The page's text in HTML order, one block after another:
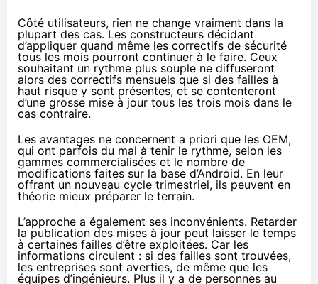
Côté utilisateurs, rien ne change vraiment dans la
plupart des cas. Les constructeurs décidant
d’appliquer quand même les correctifs de sécurité
tous les mois pourront continuer à le faire. Ceux
souhaitant un rythme plus souple ne diffuseront
alors des correctifs mensuels que si des failles à
haut risque y sont présentes, et se contenteront
d’une grosse mise à jour tous les trois mois dans le
cas contraire.
Les avantages ne concernent a priori que les OEM,
qui ont parfois du mal à tenir le rythme, selon les
gammes commercialisées et le nombre de
modifications faites sur la base d’Android. En leur
offrant un nouveau cycle trimestriel, ils peuvent en
théorie mieux préparer le terrain.
L’approche a également ses inconvénients. Retarder
la publication des mises à jour peut laisser le temps
à certaines failles d’être exploitées. Car les
informations circulent : si des failles sont trouvées,
les entreprises sont averties, de même que les
équipes d’ingénieurs. Plus il y a de personnes au